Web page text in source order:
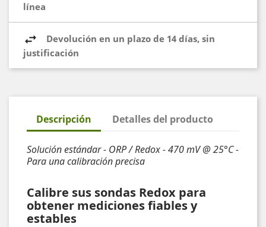
línea
Devolución en un plazo de 14 días, sin
justificación
Descripción Detalles del producto
Solución estándar - ORP / Redox - 470 mV @ 25°C -
Para una calibración precisa
Calibre sus sondas Redox para
obtener mediciones fiables y
estables